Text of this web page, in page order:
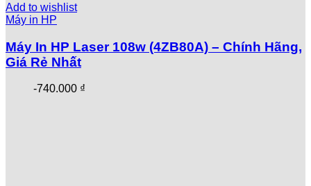
Add to wishlist
Máy in HP
Máy In HP Laser 108w (4ZB80A) – Chính Hãng,
Giá Rẻ Nhất
-740.000 ₫